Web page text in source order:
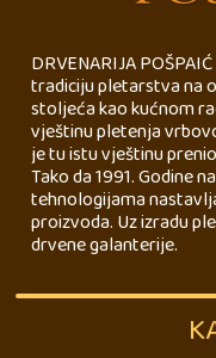
DRVENARIJA
tradiciju pletarstva na
stoljeća kao kućnom
vještinu pletenja
je tu istu vještinu
Tako da 1991. Godine
tehnologijama
proizvoda. Uz izradu
drvene galanterije.